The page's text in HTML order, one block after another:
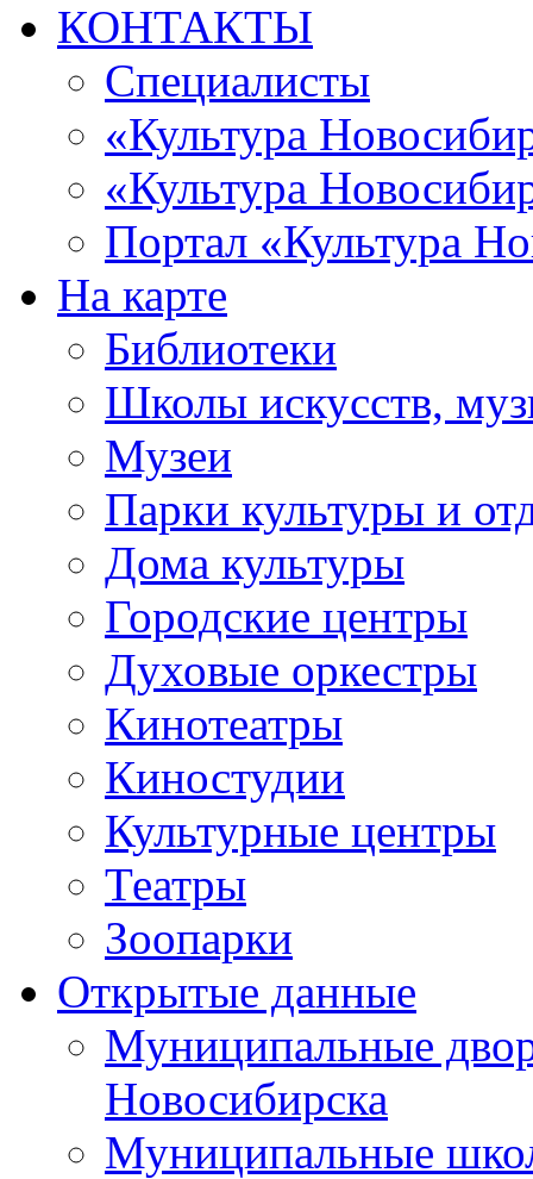
КОНТАКТЫ
Специалисты
«Культура
«Культура
Портал «Культура
На карте
Библиотеки
Школы искусств,
Музеи
Парки культуры и
Дома культуры
Городские центры
Духовые оркестры
Кинотеатры
Киностудии
Культурные центры
Театры
Зоопарки
Открытые данные
Муниципальные
Новосибирска
Муниципальные